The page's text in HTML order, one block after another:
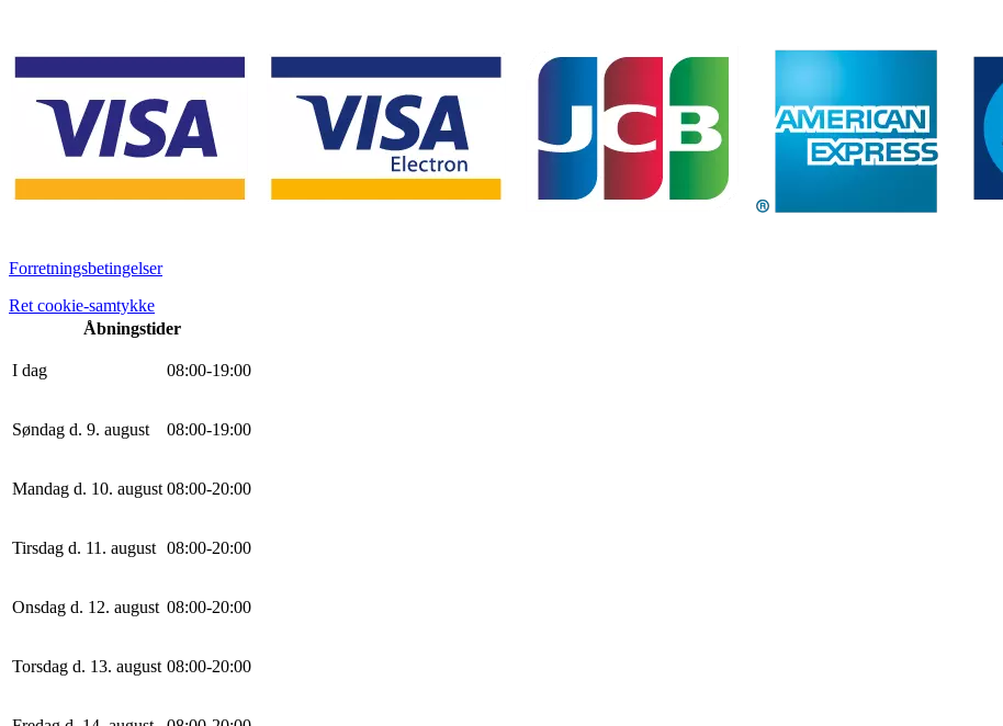
Forretningsbetingelser
Ret cookie-samtykke
Åbningstider
I dag 08:00-19:00
Søndag d. 9. august 08:00-19:00
Mandag d. 10. august 08:00-20:00
Tirsdag d. 11. august 08:00-20:00
Onsdag d. 12. august 08:00-20:00
Torsdag d. 13. august 08:00-20:00